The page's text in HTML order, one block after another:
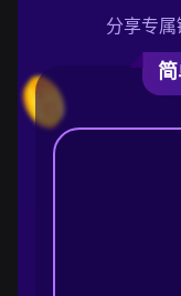
分享专属